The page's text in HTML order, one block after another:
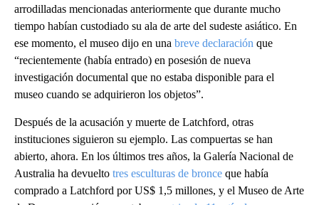
arrodilladas mencionadas anteriormente que durante mucho
tiempo habían custodiado su ala de arte del sudeste asiático. En
ese momento, el museo dijo en una breve declaración que
“recientemente (había entrado) en posesión de nueva
investigación documental que no estaba disponible para el
museo cuando se adquirieron los objetos”.
Después de la acusación y muerte de Latchford, otras
instituciones siguieron su ejemplo. Las compuertas se han
abierto, ahora. En los últimos tres años, la Galería Nacional de
Australia ha devuelto tres esculturas de bronce que había
comprado a Latchford por US$ 1,5 millones, y el Museo de Arte